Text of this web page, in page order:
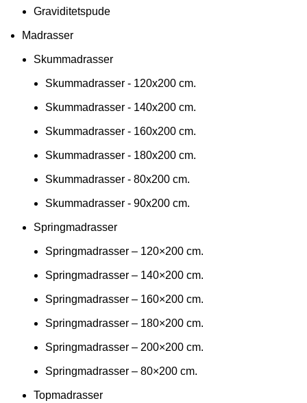
Graviditetspude
Madrasser
Skummadrasser
Skummadrasser - 120x200 cm.
Skummadrasser - 140x200 cm.
Skummadrasser - 160x200 cm.
Skummadrasser - 180x200 cm.
Skummadrasser - 80x200 cm.
Skummadrasser - 90x200 cm.
Springmadrasser
Springmadrasser – 120×200 cm.
Springmadrasser – 140×200 cm.
Springmadrasser – 160×200 cm.
Springmadrasser – 180×200 cm.
Springmadrasser – 200×200 cm.
Springmadrasser – 80×200 cm.
Topmadrasser